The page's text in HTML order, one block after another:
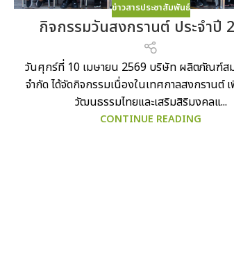
ข่าวสารประชาสัมพันธ์
กิจกรรมวันสงกรานต์ ประจำปี
วันศุกร์ที่ 10 เมษายน 2569 บริษัท ผลิตภัณฑ์ส
จำกัด ได้จัดกิจกรรมเนื่องในเทศกาลสงกรานต์
วัฒนธรรมไทยและเสริมสิริมงคลแ...
CONTINUE READING